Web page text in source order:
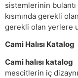
sistemlerinin bulantı
kısmında gerekli
gerekli olan yerlere
Cami Halısı Katalog
Cami halısı katalog
mescitlerin iç